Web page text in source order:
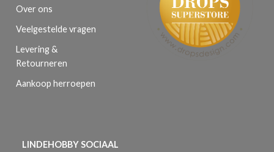
Over ons
Veelgestelde vragen
Levering &
Retourneren
Aankoop herroepen
LINDEHOBBY SOCIAAL